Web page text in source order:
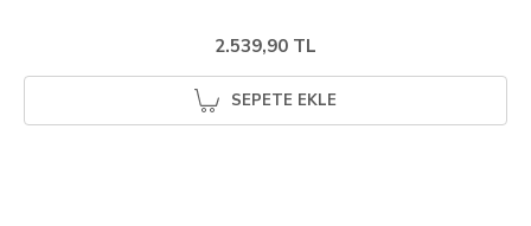
2.539,90 TL
SEPETE EKLE